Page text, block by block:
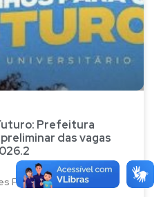
Prefeitura
das vagas
Filho, por meio da